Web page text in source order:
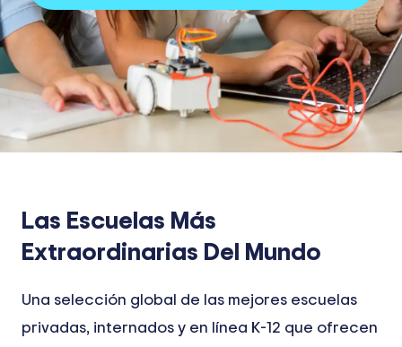
Las Escuelas Más
Extraordinarias Del Mundo
Una selección global de las mejores escuelas
privadas, internados y en línea K-12 que ofrecen